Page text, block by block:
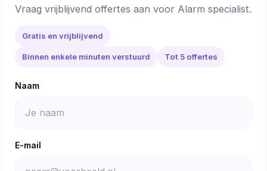
Vraag vrijblijvend offertes aan voor Alarm specialist.
Gratis en vrijblijvend
Binnen enkele minuten verstuurd Tot 5 offertes
Naam
E-mail